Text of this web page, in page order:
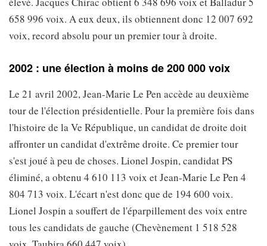
658 996 voix. A eux deux, ils obtiennent donc 12 007 692
voix, record absolu pour un premier tour à droite.
2002 : une élection à moins de 200 000 voix
Le 21 avril 2002, Jean-Marie Le Pen accède au deuxième
tour de l'élection présidentielle. Pour la première fois dans
l'histoire de la Ve République, un candidat de droite doit
affronter un candidat d'extrême droite. Ce premier tour
s'est joué à peu de choses. Lionel Jospin, candidat PS
éliminé, a obtenu 4 610 113 voix et Jean-Marie Le Pen 4
804 713 voix. L'écart n'est donc que de 194 600 voix.
Lionel Jospin a souffert de l'éparpillement des voix entre
tous les candidats de gauche (Chevènement 1 518 528